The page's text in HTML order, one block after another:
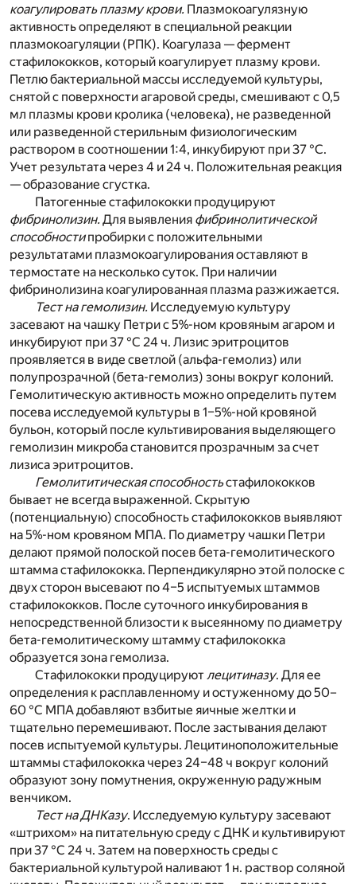
коагулировать плазму крови. Плазмокоагулязную
активность определяют в специальной реакции
плазмокоагуляции (РПК). Коагулаза — фермент
стафилококков, который коагулирует плазму крови.
Петлю бактериальной массы исследуемой культуры,
снятой с поверхности агаровой среды, смешивают с 0,5
мл плазмы крови кролика (человека), не разведенной
или разведенной стерильным физиологическим
раствором в соотношении 1:4, инкубируют при 37 °С.
Учет результата через 4 и 24 ч. Положительная реакция
— образование сгустка.
Патогенные стафилококки продуцируют
фибринолизин. Для выявления фибринолитической
способностипробирки с положительными
результатами плазмокоагулирования оставляют в
термостате на несколько суток. При наличии
фибринолизина коагулированная плазма разжижается.
Тест на гемолизин. Исследуемую культуру
засевают на чашку Петри с 5%-ном кровяным агаром и
инкубируют при 37 °С 24 ч. Лизис эритроцитов
проявляется в виде светлой (альфа-гемолиз) или
полупрозрачной (бета-гемолиз) зоны вокруг колоний.
Гемолитическую активность можно определить путем
посева исследуемой культуры в 1–5%-ной кровяной
бульон, который после культивирования выделяющего
гемолизин микроба становится прозрачным за счет
лизиса эритроцитов.
Гемолититическая способностьстафилококков
бывает не всегда выраженной. Скрытую
(потенциальную) способность стафилококков выявляют
на 5%-ном кровяном МПА. По диаметру чашки Петри
делают прямой полоской посев бета-гемолитического
штамма стафилококка. Перпендикулярно этой полоске с
двух сторон высевают по 4–5 испытуемых штаммов
стафилококков. После суточного инкубирования в
непосредственной близости к высеянному по диаметру
бета-гемолитическому штамму стафилококка
образуется зона гемолиза.
Стафилококки продуцируютлецитиназу. Для ее
определения к расплавленному и остуженному до 50–
60 °С МПА добавляют взбитые яичные желтки и
тщательно перемешивают. После застывания делают
посев испытуемой культуры. Лецитиноположительные
штаммы стафилококка через 24–48 ч вокруг колоний
образуют зону помутнения, окруженную радужным
венчиком.
Тест на ДНКазу. Исследуемую культуру засевают
«штрихом» на питательную среду с ДНК и культивируют
при 37 °С 24 ч. Затем на поверхность среды с
бактериальной культурой наливают 1 н. раствор соляной